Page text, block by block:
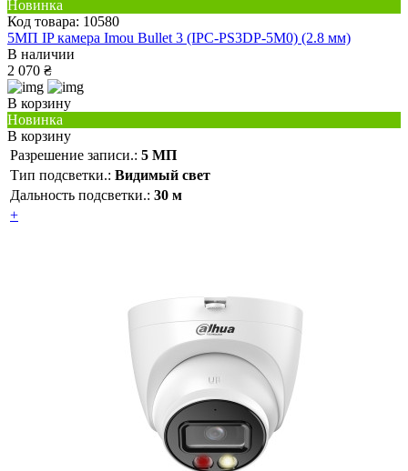
Новинка
Код товара: 10580
5МП IP камера Imou Bullet 3 (IPC-PS3DP-5M0) (2.8 мм)
В наличии
2 070 ₴
В корзину
Новинка
В корзину
Разрешение записи.: 5 МП
Тип подсветки.: Видимый свет
Дальность подсветки.: 30 м
+